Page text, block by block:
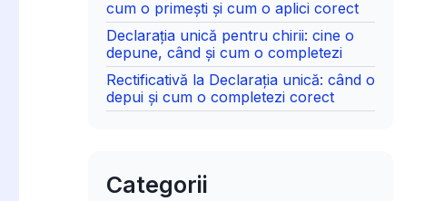
cum o primești și cum o aplici corect
Declarația unică pentru chirii: cine o
depune, când și cum o completezi
Rectificativă la Declarația unică: când o
depui și cum o completezi corect
Categorii